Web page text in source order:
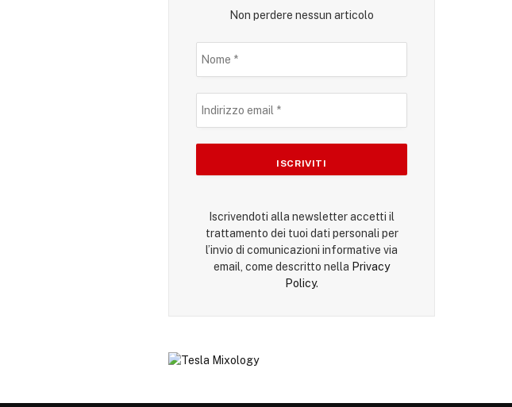
Non perdere nessun articolo
Iscrivendoti alla newsletter accetti il
trattamento dei tuoi dati personali per
l’invio di comunicazioni informative via
email, come descritto nella Privacy
Policy.